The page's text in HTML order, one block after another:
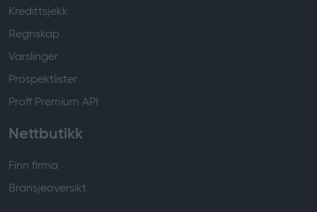
Kredittsjekk
Regnskap
Varslinger
Prospektlister
Proff Premium API
Nettbutikk
Finn firma
Bransjeoversikt